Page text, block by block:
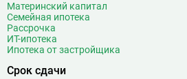
Варшавская
ВДНХ
Верхние Лихоборы
Владыкино
Водный стадион
Материнский капитал
Семейная ипотека
Рассрочка
ИТ-ипотека
Ипотека от застройщика
Срок сдачи